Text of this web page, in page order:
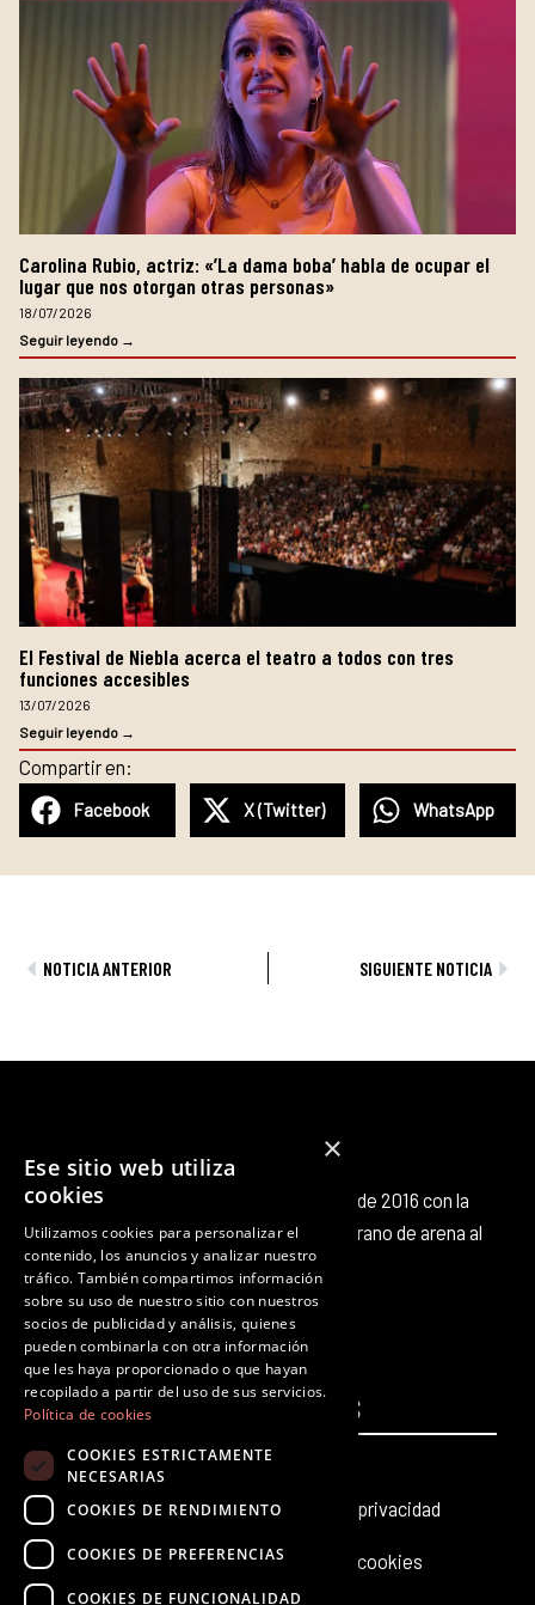
Carolina Rubio, actriz: «’La dama boba’ habla de ocupar el
lugar que nos otorgan otras personas»
18/07/2026
Seguir leyendo →
El Festival de Niebla acerca el teatro a todos con tres
funciones accesibles
13/07/2026
Seguir leyendo →
Compartir en:
Facebook X (Twitter) WhatsApp
AntNOTICIA ANTERIOR SIGUIENTE NOTICIA
Octubre Producciones nace en octubre de 2016 con la
intención de aportar nuestro pequeño grano de arena al
panorama cultural existente.
F
a
c
e
b
o
k
T
w
i
t
t
r
I
n
s
t
a
r
m
Y
o
u
t
u
e
L
i
n
k
e
i
T
k
o
PÁGINAS
Inicio
Producciones teatrales
Últimas noticias
LEGALES
Aviso legal
Política de privacidad
Política de cookies
×
Ese sitio web utiliza
cookies
Utilizamos cookies para personalizar el
contenido, los anuncios y analizar nuestro
tráfico. También compartimos información
sobre su uso de nuestro sitio con nuestros
socios de publicidad y análisis, quienes
pueden combinarla con otra información
que les haya proporcionado o que hayan
recopilado a partir del uso de sus servicios.
Política de cookies
COOKIES ESTRICTAMENTE
NECESARIAS
COOKIES DE RENDIMIENTO
COOKIES DE PREFERENCIAS
COOKIES DE FUNCIONALIDAD